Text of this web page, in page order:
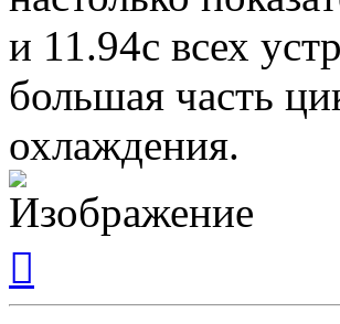
и 11.94с всех
большая часть
охлаждения.
началу